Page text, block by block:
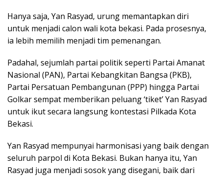
Hanya saja, Yan Rasyad, urung memantapkan diri
untuk menjadi calon wali kota bekasi. Pada prosesnya,
ia lebih memilih menjadi tim pemenangan.
Padahal, sejumlah partai politik seperti Partai Amanat
Nasional (PAN), Partai Kebangkitan Bangsa (PKB),
Partai Persatuan Pembangunan (PPP) hingga Partai
Golkar sempat memberikan peluang ‘tiket’ Yan Rasyad
untuk ikut secara langsung kontestasi Pilkada Kota
Bekasi.
Yan Rasyad mempunyai harmonisasi yang baik dengan
seluruh parpol di Kota Bekasi. Bukan hanya itu, Yan
Rasyad juga menjadi sosok yang disegani, baik dari